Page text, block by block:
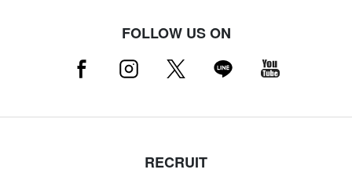
FOLLOW US ON
RECRUIT